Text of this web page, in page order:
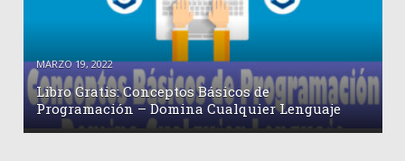
MARZO 19, 2022
Libro Gratis: Conceptos Básicos de
Programación – Domina Cualquier Lenguaje